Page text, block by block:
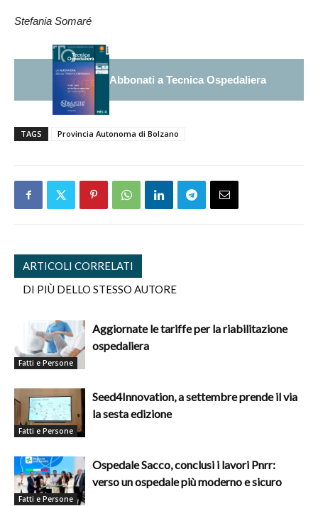
Stefania Somaré
Abbonati a Tecnica Ospedaliera
TAGS Provincia Autonoma di Bolzano
ARTICOLI CORRELATI
DI PIÙ DELLO STESSO AUTORE
Fatti e Persone
Aggiornate le tariffe per la riabilitazione
ospedaliera
Fatti e Persone
Seed4Innovation, a settembre prende il via
la sesta edizione
Fatti e Persone
Ospedale Sacco, conclusi i lavori Pnrr:
verso un ospedale più moderno e sicuro